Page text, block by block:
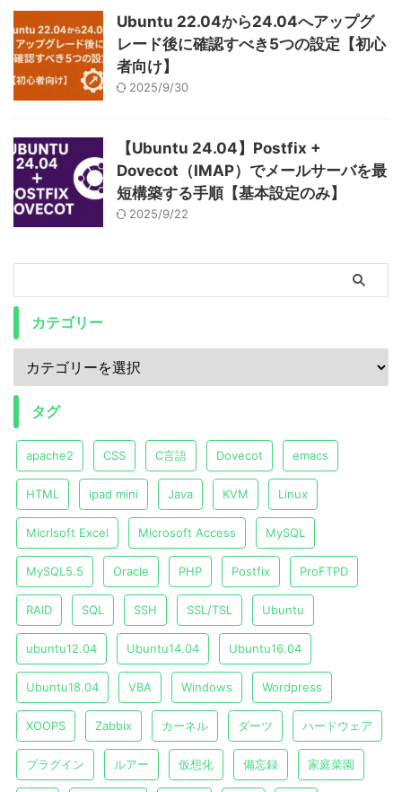
Ubuntu 22.04から24.04へアップグ
レード後に確認すべき5つの設定【初心
者向け】
2025/9/30
【Ubuntu 24.04】Postfix +
Dovecot（IMAP）でメールサーバを最
短構築する手順【基本設定のみ】
2025/9/22
カテゴリー
タグ
apache2 CSS C言語 Dovecot emacs
HTML ipad mini Java KVM Linux
Micrlsoft Excel Microsoft Access MySQL
MySQL5.5 Oracle PHP Postfix ProFTPD
RAID SQL SSH SSL/TSL Ubuntu
ubuntu12.04 Ubuntu14.04 Ubuntu16.04
Ubuntu18.04 VBA Windows Wordpress
XOOPS Zabbix カーネル ダーツ ハードウェア
プラグイン ルアー 仮想化 備忘録 家庭菜園